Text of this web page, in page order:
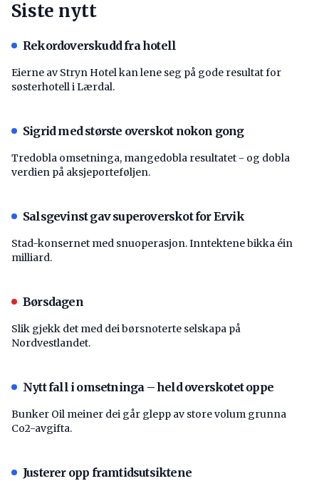
Siste nytt
Rekordoverskudd fra hotell
Eierne av Stryn Hotel kan lene seg på gode resultat for
søsterhotell i Lærdal.
Sigrid med største overskot nokon gong
Tredobla omsetninga, mangedobla resultatet - og dobla
verdien på aksjeporteføljen.
Salsgevinst gav superoverskot for Ervik
Stad-konsernet med snuoperasjon. Inntektene bikka éin
milliard.
Børsdagen
Slik gjekk det med dei børsnoterte selskapa på
Nordvestlandet.
Nytt fall i omsetninga – held overskotet oppe
Bunker Oil meiner dei går glepp av store volum grunna
Co2-avgifta.
Justerer opp framtidsutsiktene